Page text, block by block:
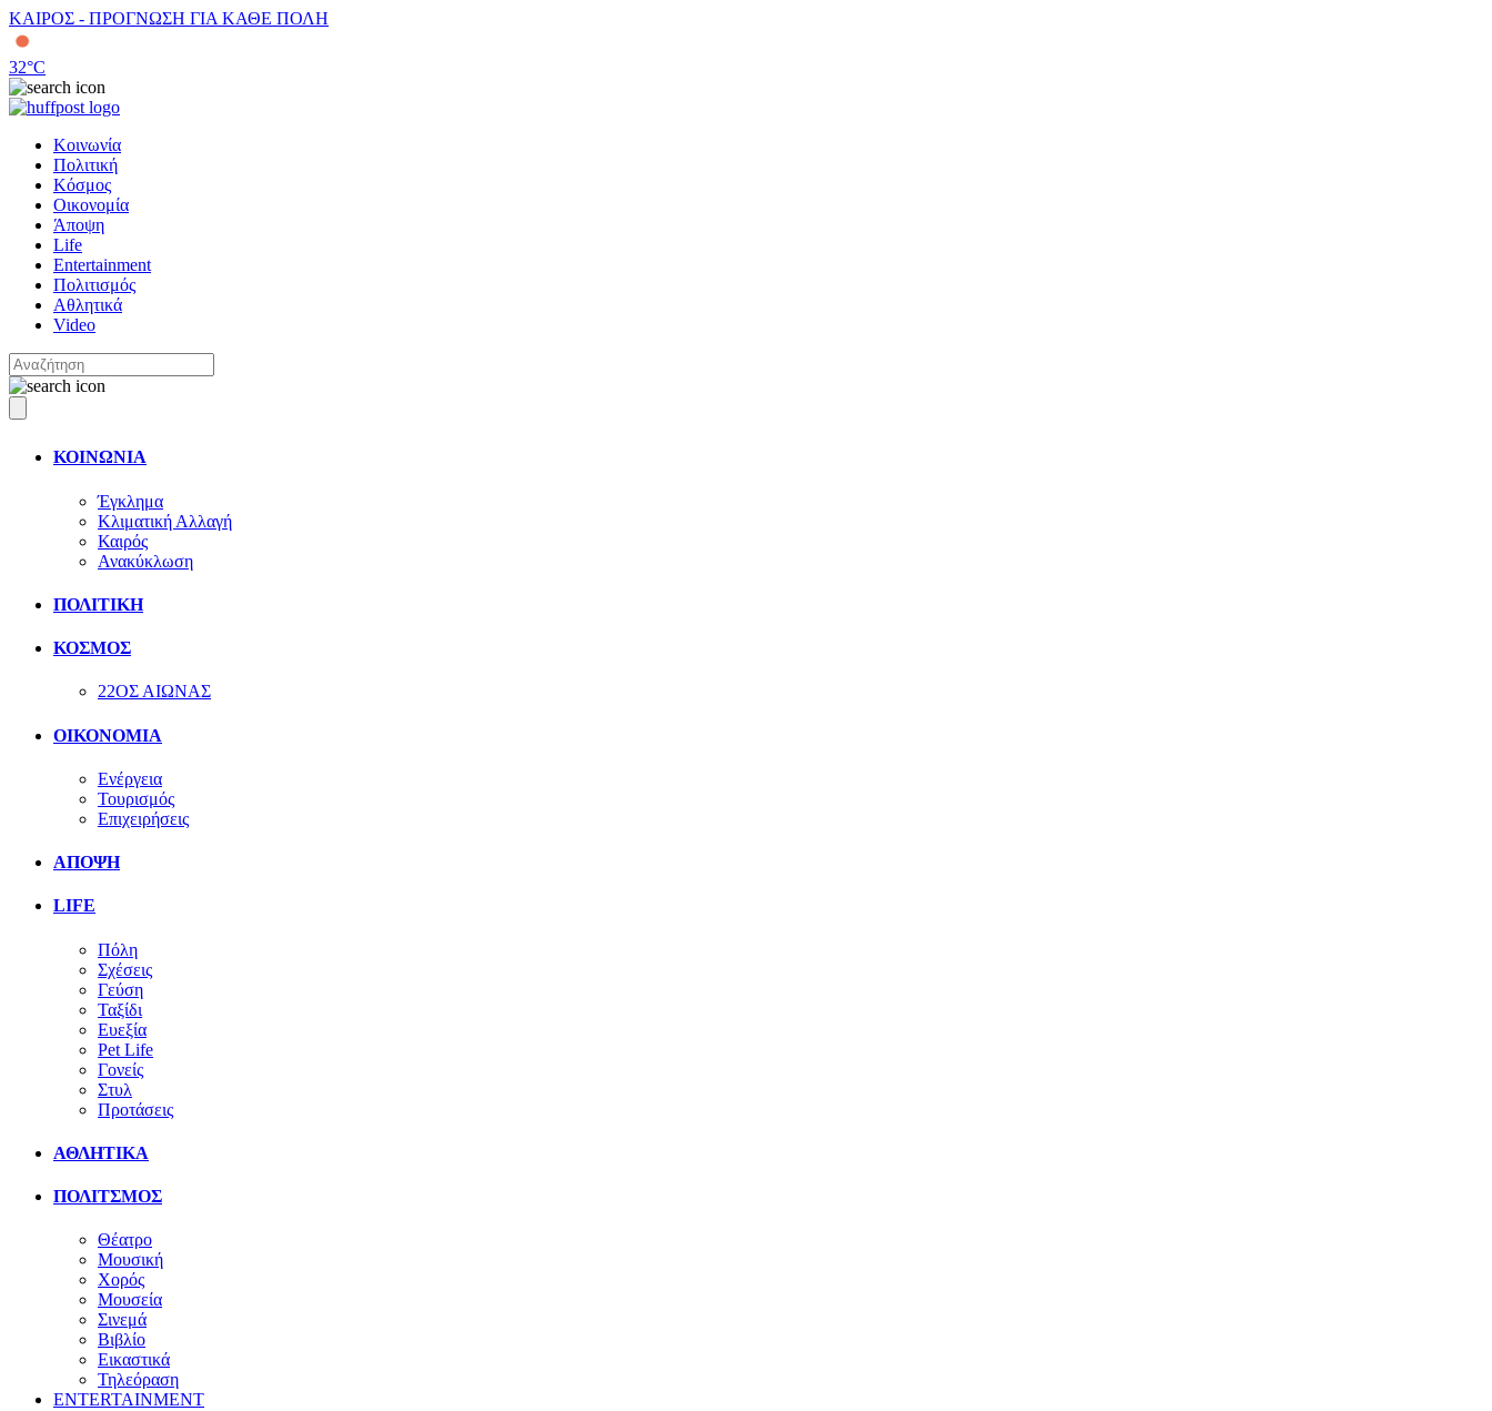
ΚΑΙΡΟΣ - ΠΡΟΓΝΩΣΗ ΓΙΑ ΚΑΘΕ ΠΟΛΗ
32°C
Κοινωνία
Πολιτική
Κόσμος
Οικονομία
Άποψη
Life
Entertainment
Πολιτισμός
Αθλητικά
Video
ΚΟΙΝΩΝΙΑ
Έγκλημα
Κλιματική Αλλαγή
Καιρός
Ανακύκλωση
ΠΟΛΙΤΙΚΗ
ΚΟΣΜΟΣ
22ΟΣ ΑΙΩΝΑΣ
ΟΙΚΟΝΟΜΙΑ
Ενέργεια
Τουρισμός
Επιχειρήσεις
ΑΠΟΨΗ
LIFE
Πόλη
Σχέσεις
Γεύση
Ταξίδι
Ευεξία
Pet Life
Γονείς
Στυλ
Προτάσεις
ΑΘΛΗΤΙΚΑ
ΠΟΛΙΤΣΜΟΣ
Θέατρο
Μουσική
Χορός
Μουσεία
Σινεμά
Βιβλίο
Εικαστικά
Τηλεόραση
ENTERTAINMENT